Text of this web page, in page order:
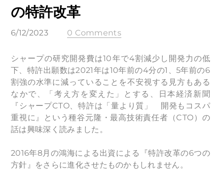
の特許改革
6/12/2023 0 Comments
シャープの研究開発費は10年で4割減少し開発力の低
下、特許出願数は2021年は10年前の4分の1、5年前の6
割強の水準に減っていることを不安視する見方もある
なかで、「考え方を変えた」とする、日本経済新聞
『シャープCTO、特許は「量より質」 開発もコスパ
重視に』という種谷元隆・最高技術責任者（CTO）の
話は興味深く読みました。
2016年8月の鴻海による出資による『特許改革の6つの
方針』をさらに進化させたものかもしれません。